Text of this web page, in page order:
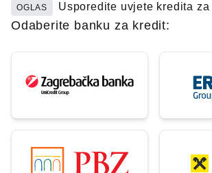
OGLAS Usporedite uvjete kredita za
Odaberite banku za kredit: